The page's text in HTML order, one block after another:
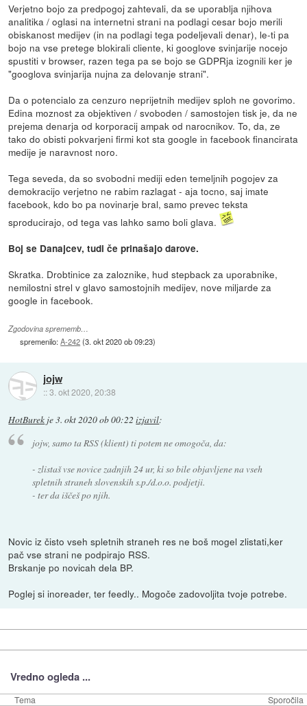
Verjetno bojo za predpogoj zahtevali, da se uporablja njihova
analitika / oglasi na internetni strani na podlagi cesar bojo merili
obiskanost medijev (in na podlagi tega podeljevali denar), le-ti pa
bojo na vse pretege blokirali cliente, ki googlove svinjarije nocejo
spustiti v browser, razen tega pa se bojo se GDPRja izognili ker je
"googlova svinjarija nujna za delovanje strani".
Da o potencialo za cenzuro neprijetnih medijev sploh ne govorimo.
Edina moznost za objektiven / svoboden / samostojen tisk je, da ne
prejema denarja od korporacij ampak od narocnikov. To, da, ze
tako do obisti pokvarjeni firmi kot sta google in facebook financirata
medije je naravnost noro.
Tega seveda, da so svobodni mediji eden temeljnih pogojev za
demokracijo verjetno ne rabim razlagat - aja tocno, saj imate
facebook, kdo bo pa novinarje bral, samo prevec teksta
sproducirajo, od tega vas lahko samo boli glava.
Boj se Danajcev, tudi če prinašajo darove.
Skratka. Drobtinice za zaloznike, hud stepback za uporabnike,
nemilostni strel v glavo samostojnih medijev, nove miljarde za
google in facebook.
Zgodovina sprememb…
spremenilo:A-242(3. okt 2020 ob 09:23)
jojw
::3. okt 2020, 20:38
HotBurek je3. okt 2020 ob 00:22 izjavil:
jojw, samo ta RSS (klient) ti potem ne omogoča, da:
- zlistaš vse novice zadnjih 24 ur, ki so bile objavljene na vseh
spletnih straneh slovenskih s.p./d.o.o. podjetji.
- ter da iščeš po njih.
Novic iz čisto vseh spletnih straneh res ne boš mogel zlistati,ker
pač vse strani ne podpirajo RSS.
Brskanje po novicah dela BP.
Poglej si inoreader, ter feedly.. Mogoče zadovoljita tvoje potrebe.
Vredno ogleda ...
Tema Sporočila